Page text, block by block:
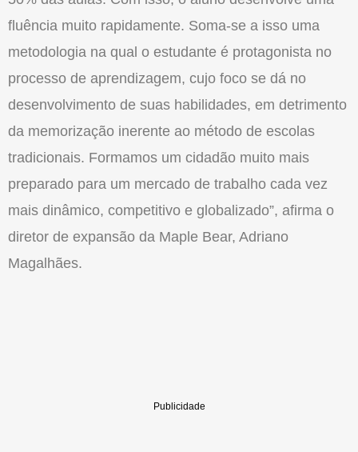
fluência muito rapidamente. Soma-se a isso uma
metodologia na qual o estudante é protagonista no
processo de aprendizagem, cujo foco se dá no
desenvolvimento de suas habilidades, em detrimento
da memorização inerente ao método de escolas
tradicionais. Formamos um cidadão muito mais
preparado para um mercado de trabalho cada vez
mais dinâmico, competitivo e globalizado”, afirma o
diretor de expansão da Maple Bear, Adriano
Magalhães.